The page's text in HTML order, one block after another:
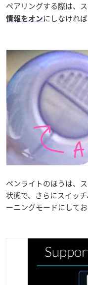
ペアリングする際は、
情報をオン にしなけれ
ペンライトのほうは、
状態で、さらにスイッ
ーニングモードにしてお